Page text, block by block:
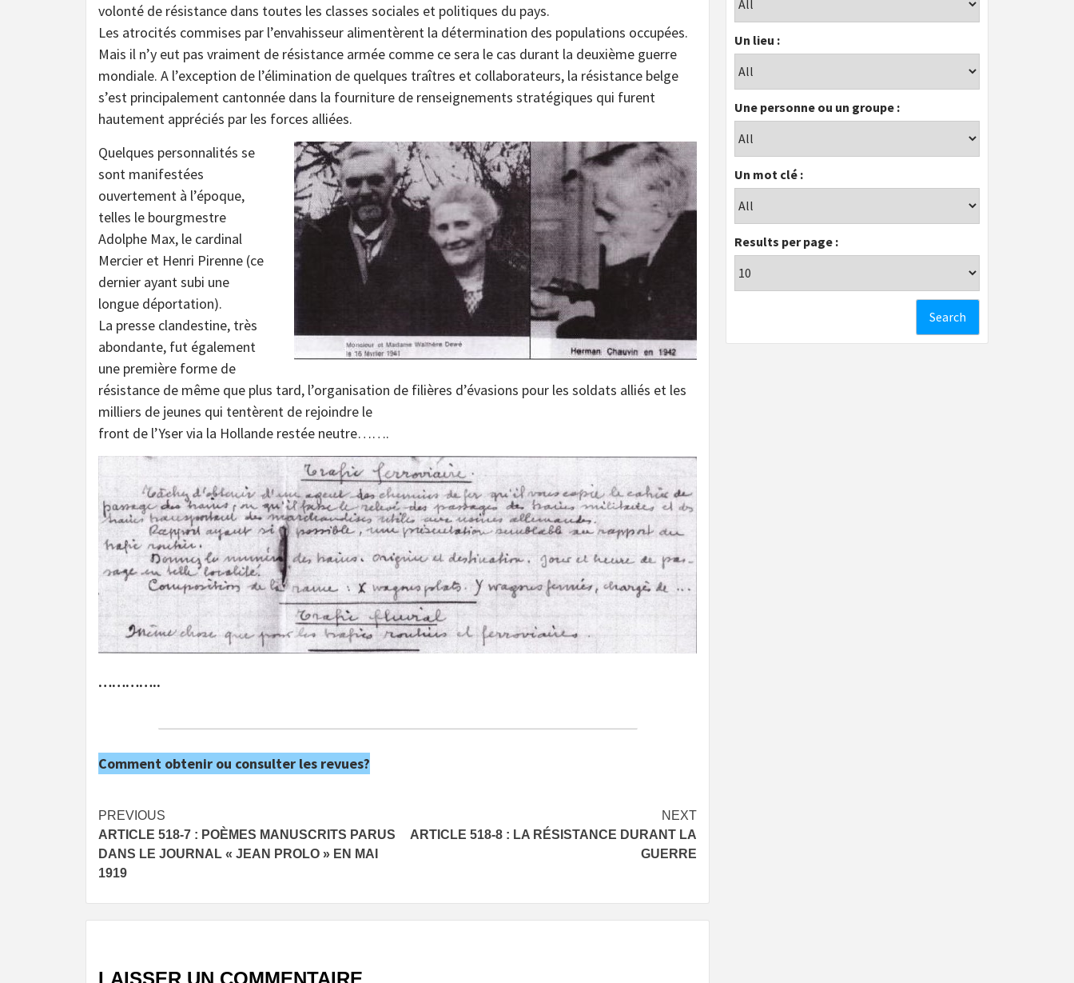
volonté de résistance dans toutes les classes sociales et politiques du pays.
Les atrocités commises par l’envahisseur alimentèrent la détermination des populations occupées.
Mais il n’y eut pas vraiment de résistance armée comme ce sera le cas durant la deuxième guerre
mondiale. A l’exception de l’élimination de quelques traîtres et collaborateurs, la résistance belge
s’est principalement cantonnée dans la fourniture de renseignements stratégiques qui furent
hautement appréciés par les forces alliées.
Quelques personnalités se
sont manifestées
ouvertement à l’époque,
telles le bourgmestre
Adolphe Max, le cardinal
Mercier et Henri Pirenne (ce
dernier ayant subi une
longue déportation).
La presse clandestine, très
abondante, fut également
une première forme de
résistance de même que plus tard, l’organisation de filières d’évasions pour les soldats alliés et les
milliers de jeunes qui tentèrent de rejoindre le
front de l’Yser via la Hollande restée neutre…….
…………..
Comment obtenir ou consulter les revues?
Post
navigation
PREVIOUS
ARTICLE 518-7 : POÈMES MANUSCRITS PARUS
DANS LE JOURNAL « JEAN PROLO » EN MAI
1919
NEXT
ARTICLE 518-8 : LA RÉSISTANCE DURANT LA
GUERRE
LAISSER UN COMMENTAIRE
Un lieu :
Une personne ou un groupe :
Un mot clé :
Results per page :